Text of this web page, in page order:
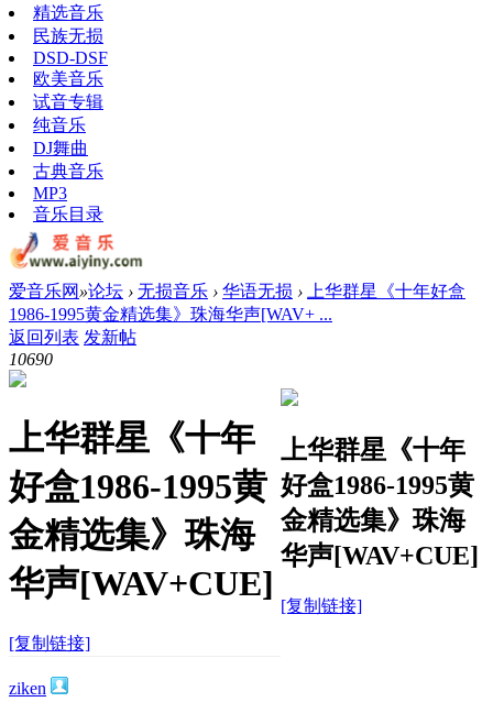
精选音乐
民族无损
DSD-DSF
欧美音乐
试音专辑
纯音乐
DJ舞曲
古典音乐
MP3
音乐目录
爱音乐网 »论坛 › 无损音乐 › 华语无损 ›
上华群星《十年好盒
1986-1995黄金精选集》珠海华声[WAV+ ...
返回列表 发新帖
10690
上华群星《十年
好盒1986-1995黄
金精选集》珠海
华声[WAV+CUE]
[复制链接]
上华群星《十年
好盒1986-1995黄
金精选集》珠海
华声[WAV+CUE]
[复制链接]
ziken